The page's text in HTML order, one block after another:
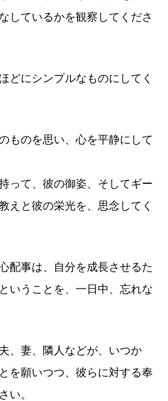
しているかを観察してくださ
どにシンプルなものにしてく
ものを思い、心を平静にして
て、彼の御姿、そしてギー
えと彼の栄光を、思念してく
配事は、自分を成長させるた
いうことを、一日中、忘れな
、妻、隣人などが、いつか
を願いつつ、彼らに対する奉
い。